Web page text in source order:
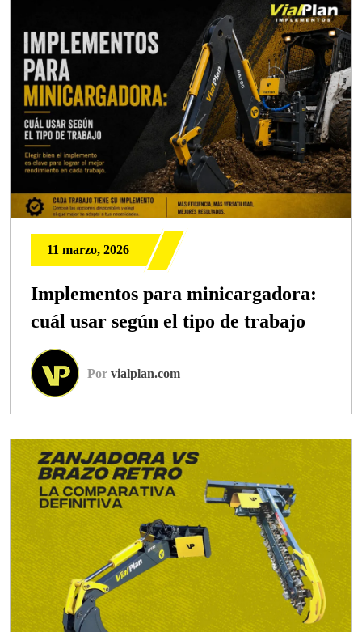
11 marzo, 2026
Implementos para minicargadora:
cuál usar según el tipo de trabajo
Por vialplan.com